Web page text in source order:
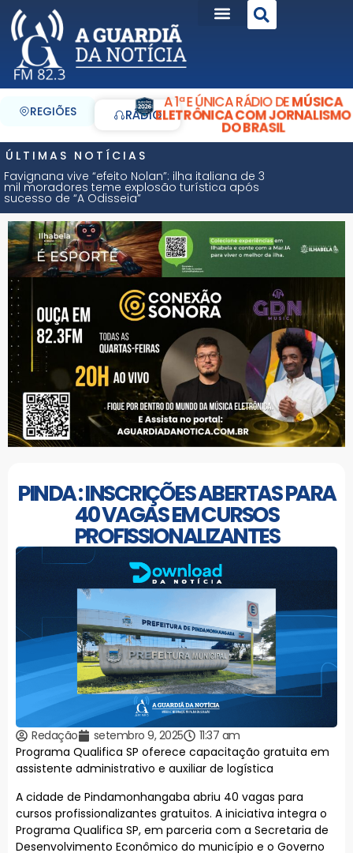
REGIÕES RÁDIO
A 1ª E ÚNICA RÁDIO DEMÚSICA
ELETRÔNICA COM JORNALISMO
DO BRASIL
ÚLTIMAS NOTÍCIAS
Favignana vive “efeito Nolan”: ilha italiana de 3
mil moradores teme explosão turística após
sucesso de “A Odisseia”
PINDA : INSCRIÇÕES ABERTAS PARA
40 VAGAS EM CURSOS
PROFISSIONALIZANTES
Redação setembro 9, 2025
11:37 am
Programa Qualifica SP oferece capacitação gratuita em
assistente administrativo e auxiliar de logística
A cidade de Pindamonhangaba abriu 40 vagas para
cursos profissionalizantes gratuitos. A iniciativa integra o
Programa Qualifica SP, em parceria com a Secretaria de
Desenvolvimento Econômico do município e o Governo